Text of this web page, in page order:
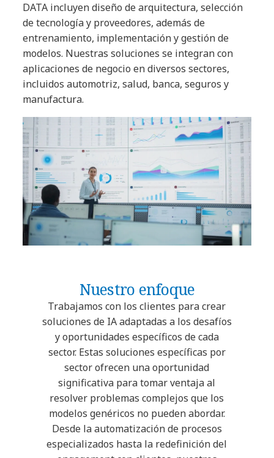
DATA incluyen diseño de arquitectura, selección
de tecnología y proveedores, además de
entrenamiento, implementación y gestión de
modelos. Nuestras soluciones se integran con
aplicaciones de negocio en diversos sectores,
incluidos automotriz, salud, banca, seguros y
manufactura.
Nuestro enfoque
Trabajamos con los clientes para crear
soluciones de IA adaptadas a los desafíos
y oportunidades específicos de cada
sector. Estas soluciones específicas por
sector ofrecen una oportunidad
significativa para tomar ventaja al
resolver problemas complejos que los
modelos genéricos no pueden abordar.
Desde la automatización de procesos
especializados hasta la redefinición del